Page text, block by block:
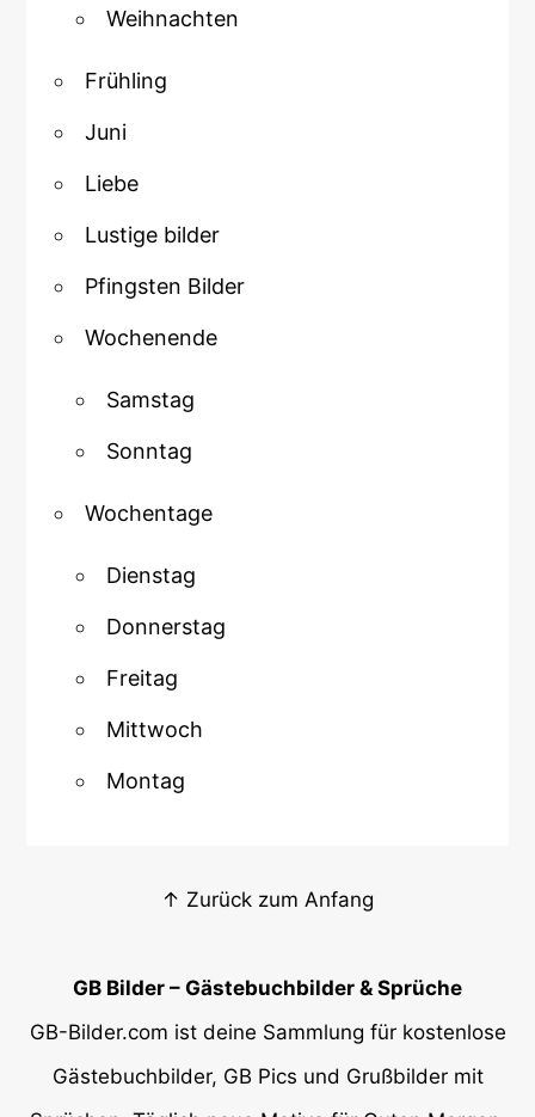
Weihnachten
Frühling
Juni
Liebe
Lustige bilder
Pfingsten Bilder
Wochenende
Samstag
Sonntag
Wochentage
Dienstag
Donnerstag
Freitag
Mittwoch
Montag
↑ Zurück zum Anfang
GB Bilder – Gästebuchbilder & Sprüche
GB-Bilder.com ist deine Sammlung für kostenlose
Gästebuchbilder, GB Pics und Grußbilder mit